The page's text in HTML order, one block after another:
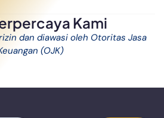
Kami
dan diawasi oleh Otoritas Jasa
(OJK)